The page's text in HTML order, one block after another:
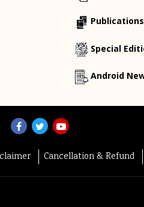
Publications
Special
Android
Cancellation & Refund